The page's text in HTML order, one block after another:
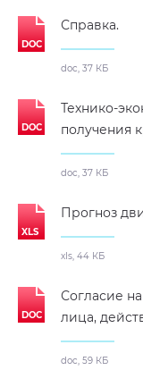
Справка.
doc, 37 КБ
Технико-
получения
doc, 37 КБ
Прогноз
xls, 44 КБ
Согласие
лица,
doc, 59 КБ